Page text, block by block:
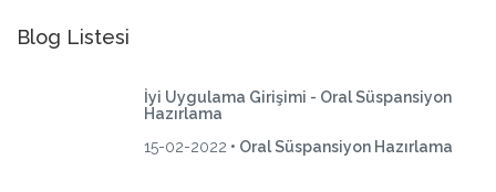
Blog Listesi
İyi Uygulama Girişimi - Oral Süspansiyon
Hazırlama
15-02-2022 • Oral Süspansiyon Hazırlama